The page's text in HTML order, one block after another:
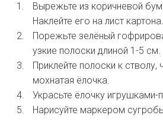
Вырежьте из коричневой
Наклейте его на лист картона.
Порежьте зелёный
узкие полоски длиной 1-5 см.
Приклейте полоски к стволу,
мохнатая ёлочка.
Украсьте ёлочку игрушками-
Нарисуйте маркером